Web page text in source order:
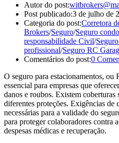
Autor do post:
Post publicado:3 de julho de
Categoria do post:Corretora
Brokers/Seguro/Seguro
responsabilidade Civil/
profissional/Seguro RC
Comentários do post:0
O seguro para estacionamentos, ou
essencial para empresas que
danos e roubos. Existem coberturas
diferentes proteções. Exigências de
necessárias para a validade do
para proteger colaboradores contra
despesas médicas e recuperação.